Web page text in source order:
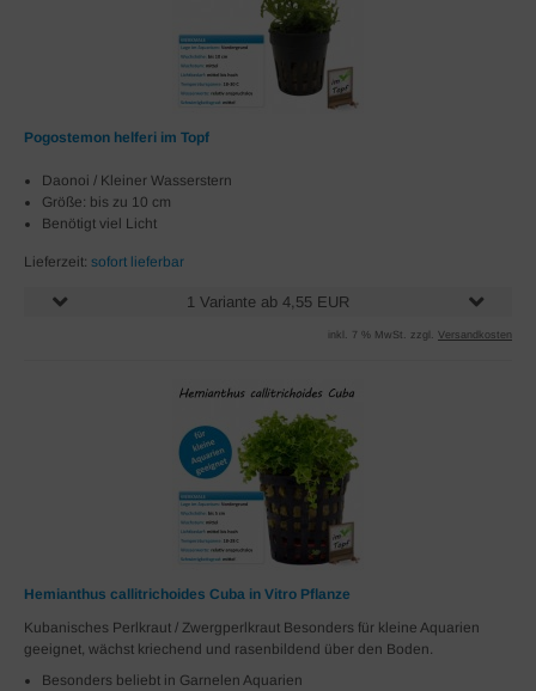
Pogostemon helferi im Topf
Daonoi / Kleiner Wasserstern
Größe: bis zu 10 cm
Benötigt viel Licht
Lieferzeit: sofort lieferbar
1 Variante ab 4,55 EUR
inkl. 7 % MwSt. zzgl. Versandkosten
Hemianthus callitrichoides Cuba in Vitro Pflanze
Kubanisches Perlkraut / Zwergperlkraut Besonders für kleine Aquarien
geeignet, wächst kriechend und rasenbildend über den Boden.
Besonders beliebt in Garnelen Aquarien